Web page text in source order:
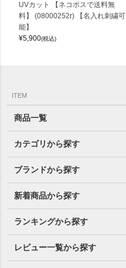
UVカット 【ネコポスで送料無
料】 (08000252r) 【名入れ刺繍可
能】
¥5,900(税込)
ITEM
商品一覧
カテゴリから探す
ブランドから探す
新着商品から探す
ランキングから探す
レビュー一覧から探す